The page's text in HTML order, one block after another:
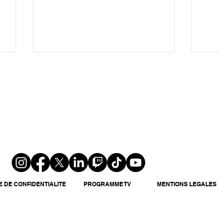
» fait son grand retour sur
TFX dès le 24 août avec des
MENTIONS LEGALES
DE CONFIDENTIALITE PROGRAMME TV